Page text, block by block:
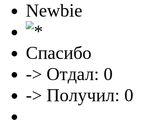
Newbie
Спасибо
-> Отдал: 0
-> Получил: 0